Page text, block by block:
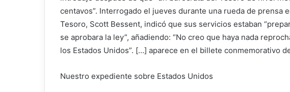
centavos”. Interrogado el jueves durante una rueda de prensa
Tesoro, Scott Bessent, indicó que sus servicios estaban
se aprobara la ley”, añadiendo: “No creo que haya nada
los Estados Unidos”. […] aparece en el billete conmemorativo
Nuestro expediente sobre Estados Unidos